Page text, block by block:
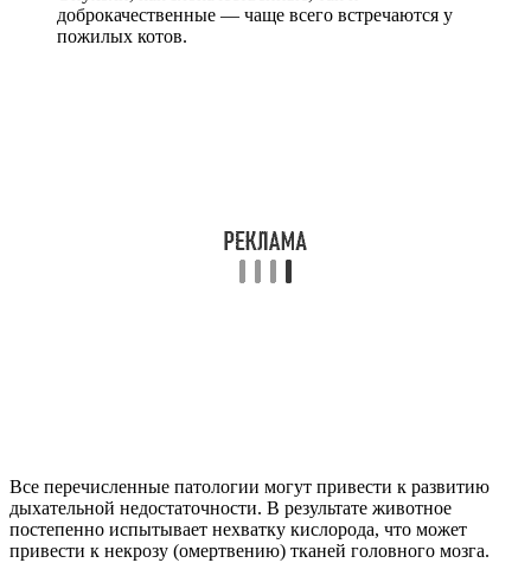
доброкачественные — чаще всего встречаются у
пожилых котов.
Все перечисленные патологии могут привести к развитию
дыхательной недостаточности. В результате животное
постепенно испытывает нехватку кислорода, что может
привести к некрозу (омертвению) тканей головного мозга.